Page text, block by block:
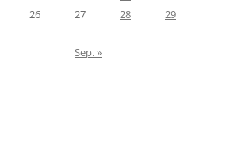
26 27 28
29
Sep. »